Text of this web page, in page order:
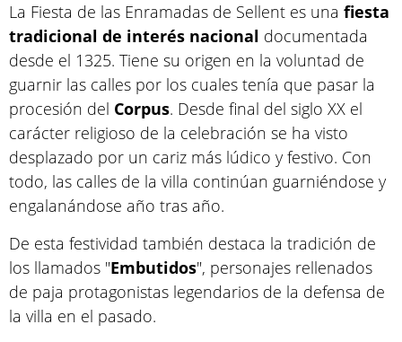
La Fiesta de las Enramadas de Sellent es una fiesta
tradicional de interés nacional documentada
desde el 1325. Tiene su origen en la voluntad de
guarnir las calles por los cuales tenía que pasar la
procesión del Corpus. Desde final del siglo XX el
carácter religioso de la celebración se ha visto
desplazado por un cariz más lúdico y festivo. Con
todo, las calles de la villa continúan guarniéndose y
engalanándose año tras año.
De esta festividad también destaca la tradición de
los llamados "Embutidos", personajes rellenados
de paja protagonistas legendarios de la defensa de
la villa en el pasado.